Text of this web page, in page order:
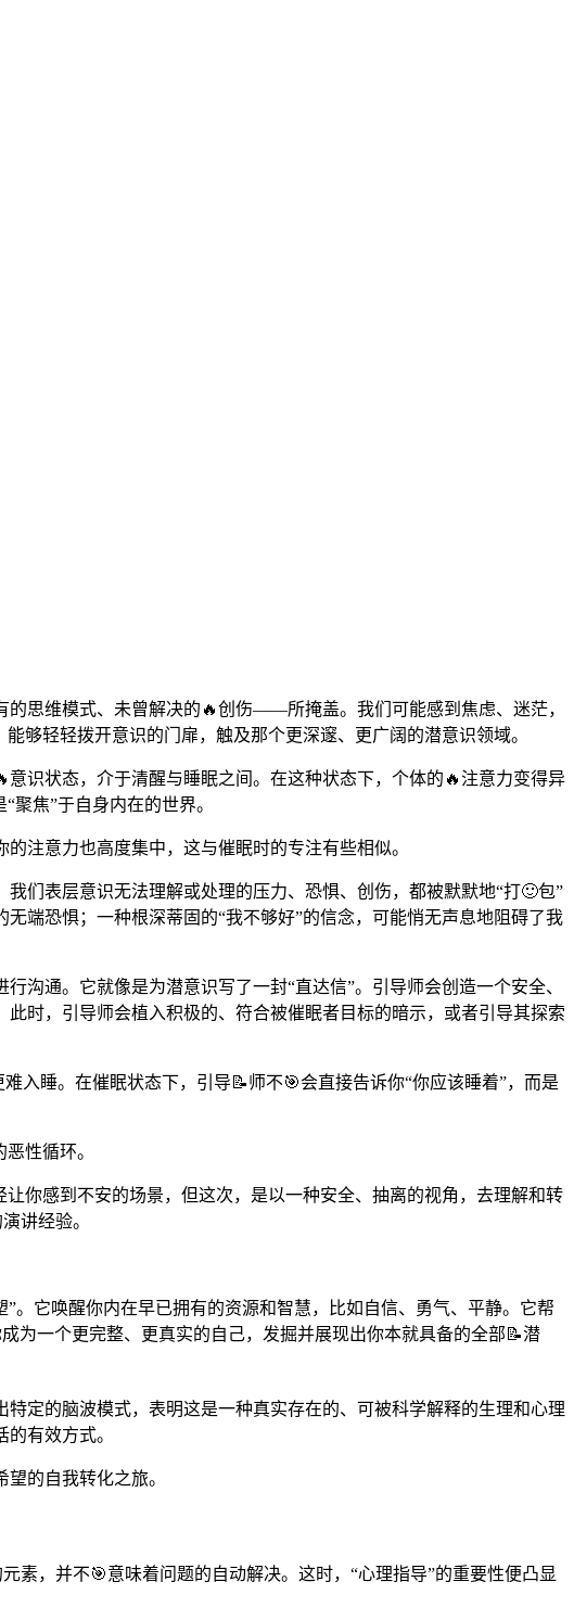
思维模式、未曾解决的🔥创伤——所掩盖。我们可能感到焦虑、迷茫，
够轻轻拨开意识的门扉，触及那个更深邃、更广阔的潜意识领域。
识状态，介于清醒与睡眠之间。在这种状态下，个体的🔥注意力变得异
焦”于自身内在的世界。
注意力也高度集中，这与催眠时的专注有些相似。
们表层意识无法理解或处理的压力、恐惧、创伤，都被默默地“打🙂包”
端恐惧；一种根深蒂固的“我不够好”的信念，可能悄无声息地阻碍了我
沟通。它就像是为潜意识写了一封“直达信”。引导师会创造一个安全、
时，引导师会植入积极的、符合被催眠者目标的暗示，或者引导其探索
入睡。在催眠状态下，引导📝师不🎯会直接告诉你“你应该睡着”，而是
性循环。
你感到不安的场景，但这次，是以一种安全、抽离的视角，去理解和转
讲经验。
。它唤醒你内在早已拥有的资源和智慧，比如自信、勇气、平静。它帮
为一个更完整、更真实的自己，发掘并展现出你本就具备的全部📝潜
定的脑波模式，表明这是一种真实存在的、可被科学解释的生理和心理
有效方式。
的自我转化之旅。
素，并不🎯意味着问题的自动解决。这时，“心理指导”的重要性便凸显